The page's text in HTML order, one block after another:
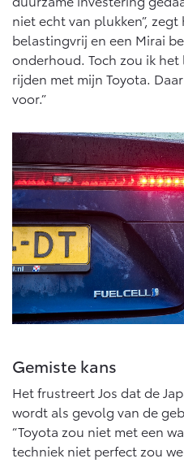
niet echt van plukken”, zegt
belastingvrij en een Mirai
onderhoud. Toch zou ik
rijden met mijn Toyota.
voor.”
Gemiste kans
Het frustreert Jos dat de
wordt als gevolg van de
“Toyota zou niet met een
techniek niet perfect zou